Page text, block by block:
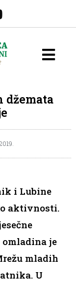
i Lubine
aktivnosti.
je
mladih
U